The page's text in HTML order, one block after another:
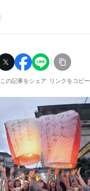
この記事をシェア リンクをコピー